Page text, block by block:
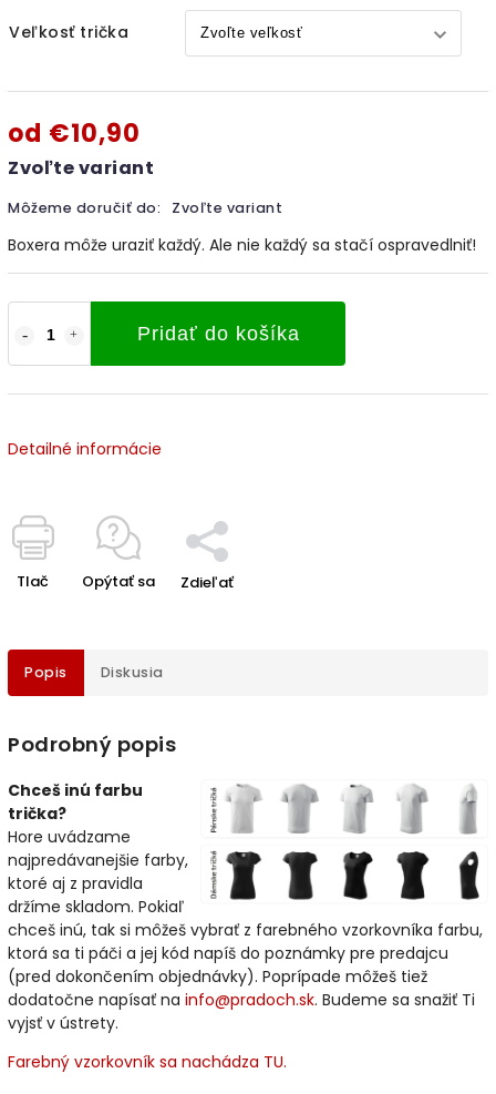
Veľkosť trička
od €10,90
Zvoľte variant
Môžeme doručiť do: Zvoľte variant
Pridať do košíka
Boxera môže uraziť každý. Ale nie každý sa stačí ospravedlniť!
Detailné informácie
Tlač Opýtať sa Zdieľať
Popis Diskusia
Podrobný popis
Chceš inú farbu
trička?
Hore uvádzame
najpredávanejšie farby,
ktoré aj z pravidla
držíme skladom. Pokiaľ
chceš inú, tak si môžeš vybrať z farebného vzorkovníka farbu,
ktorá sa ti páči a jej kód napíš do poznámky pre predajcu
(pred dokončením objednávky). Poprípade môžeš tiež
dodatočne napísať na info@pradoch.sk. Budeme sa snažiť Ti
vyjsť v ústrety.
Farebný vzorkovník sa nachádza TU.